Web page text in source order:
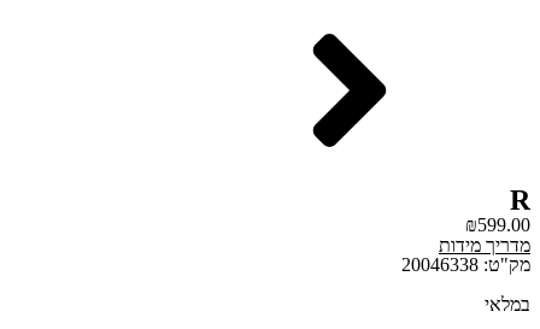
R
₪599.00
מדריך מידות
מק"ט: 20046338
במלאי